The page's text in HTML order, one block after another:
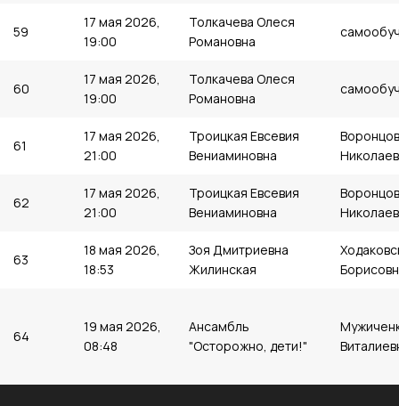
59
17 мая 2026,
19:00
Толкачева Олеся
Романовна
60
17 мая 2026,
19:00
Толкачева Олеся
Романовна
61
17 мая 2026,
21:00
Троицкая Евсевия
Вениаминовна
62
17 мая 2026,
21:00
Троицкая Евсевия
Вениаминовна
63
18 мая 2026,
18:53
Зоя Дмитриевна
Жилинская
64
19 мая 2026,
08:48
Ансамбль
"Осторожно, дети!"